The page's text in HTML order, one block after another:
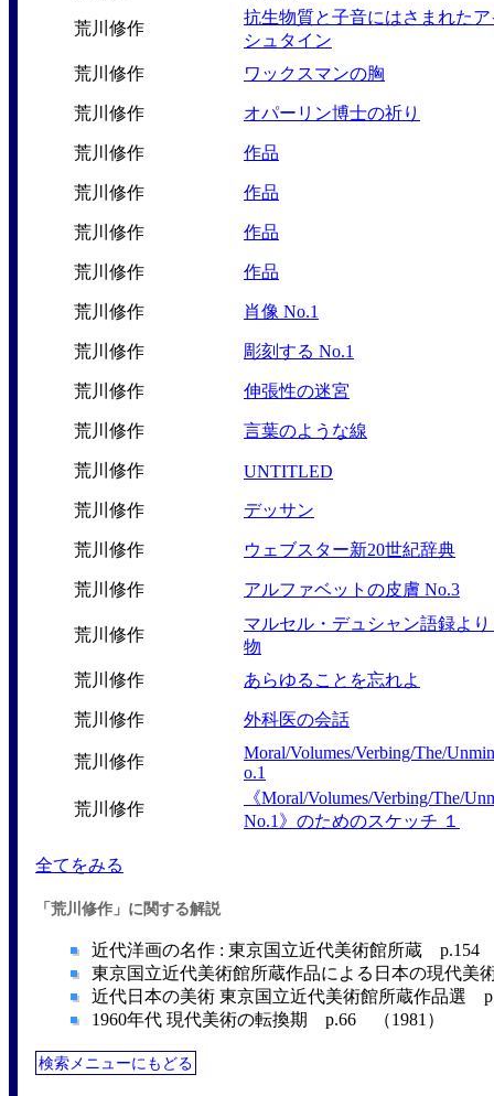
荒川修作
抗生物質と子音にはさまれた
シュタイン
荒川修作
ワックスマンの胸
荒川修作 オパーリン博士の祈り
荒川修作 作品
荒川修作 作品
荒川修作 作品
荒川修作 作品
荒川修作 肖像 No.1
荒川修作 彫刻する No.1
荒川修作 伸張性の迷宮
荒川修作 言葉のような線
荒川修作 UNTITLED
荒川修作 デッサン
荒川修作 ウェブスター新20世紀辞典
荒川修作 アルファベットの皮膚 No.3
荒川修作
マルセル・デュシャン語録よ
物
荒川修作
あらゆることを忘れよ
荒川修作 外科医の会話
荒川修作
Moral/Volumes/Verbing/The/
o.1
荒川修作
《Moral/Volumes/Verbing/The/
No.1》のためのスケッチ １
全てをみる
「荒川修作」に関する解説
近代洋画の名作 : 東京国立近代美術館所蔵 p.154
東京国立近代美術館所蔵作品による日本の現代
近代日本の美術 東京国立近代美術館所蔵作品選
1960年代 現代美術の転換期 p.66 （1981）
検索メニューにもどる